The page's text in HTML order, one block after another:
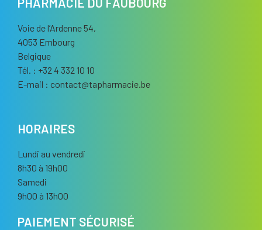
Voie de l’Ardenne 54,
4053 Embourg
Belgique
Tél. : +32 4 332 10 10
E-mail : contact@tapharmacie.be
HORAIRES
Lundi au vendredi
8h30 à 19h00
Samedi
9h00 à 13h00
PAIEMENT SÉCURISÉ